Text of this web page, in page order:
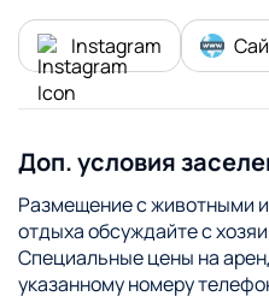
Экскурсии
РУССКАЯ БАНЯ с веником,
огромный каминный зал,
санузлов, до 36
оборудованная кухня с
фут-, волей-, баскетбола,
снарядов+песочница), бои
перетягивание каната,
полы, камин,
спутн.ТВ, мангал, казан,
бочче и т.д.
Instagram
Доп. условия
Размещение с животными
отдыха обсуждайте с
Специальные цены на
указанному номеру